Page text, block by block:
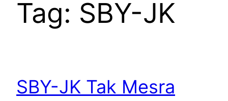
Tag: SBY-JK
SBY-JK Tak Mesra